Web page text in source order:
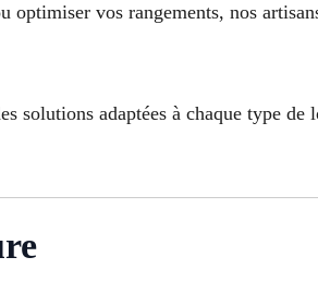
optimiser vos rangements, nos
solutions adaptées à chaque type